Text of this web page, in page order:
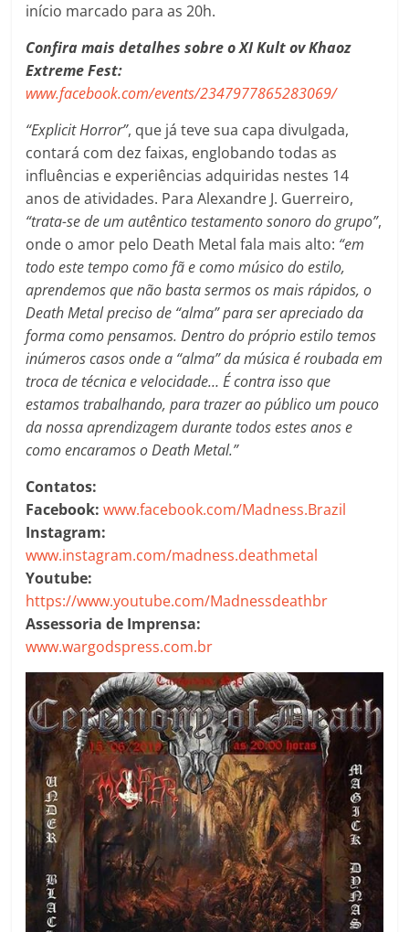
início marcado para as 20h.
Confira mais detalhes sobre o XI Kult ov Khaoz
Extreme Fest:
www.facebook.com/events/2347977865283069/
“Explicit Horror”, que já teve sua capa divulgada,
contará com dez faixas, englobando todas as
influências e experiências adquiridas nestes 14
anos de atividades. Para Alexandre J. Guerreiro,
“trata-se de um autêntico testamento sonoro do grupo”,
onde o amor pelo Death Metal fala mais alto: “em
todo este tempo como fã e como músico do estilo,
aprendemos que não basta sermos os mais rápidos, o
Death Metal preciso de “alma” para ser apreciado da
forma como pensamos. Dentro do próprio estilo temos
inúmeros casos onde a “alma” da música é roubada em
troca de técnica e velocidade… É contra isso que
estamos trabalhando, para trazer ao público um pouco
da nossa aprendizagem durante todos estes anos e
como encaramos o Death Metal.”
Contatos:
Facebook:www.facebook.com/Madness.Brazil
Instagram:
www.instagram.com/madness.deathmetal
Youtube:
https://www.youtube.com/Madnessdeathbr
Assessoria de Imprensa:
www.wargodspress.com.br